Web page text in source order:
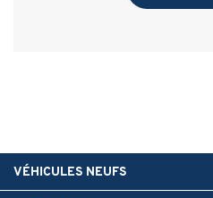
VÉHICULES NEUFS